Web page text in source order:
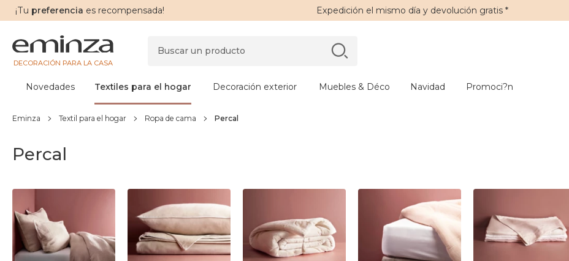
¡Tu preferencia es recompensada! Expedición el mismo día y devolución gratis*
DECORACIÓN PARA LA CASA
Novedades Textiles para el hogar Decoración exterior Muebles & Déco Navidad Promoci?n
Eminza Textil para el hogar Ropa de cama Percal
Percal